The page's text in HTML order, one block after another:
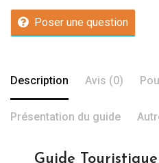
Poser une question
Description Avis (0)
Présentation du guide
Guide